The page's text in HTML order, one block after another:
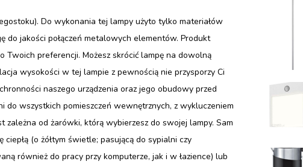
Do wykonania tej lampy użyto tylko materiałów
do jakości połączeń metalowych elementów. Produkt
preferencji. Możesz skrócić lampę na dowolną
wysokości w tej lampie z pewnością nie przysporzy Ci
naszego urządzenia oraz jego obudowy przed
wszystkich pomieszczeń wewnętrznych, z wykluczeniem
od żarówki, którą wybierzesz do swojej lampy. Sam
(o żółtym świetle; pasującą do sypialni czy
również do pracy przy komputerze, jak i w łazience) lub